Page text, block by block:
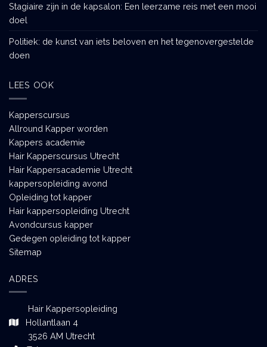
Stagiaire zijn in de kapsalon: Een leerzame reis met een mooi
doel
Politiek: de kunst van iets beloven en het tegenovergestelde
doen
LEES OOK
Kapperscursus
Allround Kapper worden
Kappers academie
Hair Kapperscursus Utrecht
Hair Kappersacademie Utrecht
kappersopleiding avond
Opleiding tot kapper
Hair kappersopleiding Utrecht
Avondcursus kapper
Gedegen opleiding tot kapper
Sitemap
ADRES
Hair Kappersopleiding
Hollantlaan 4
3526 AM Utrecht